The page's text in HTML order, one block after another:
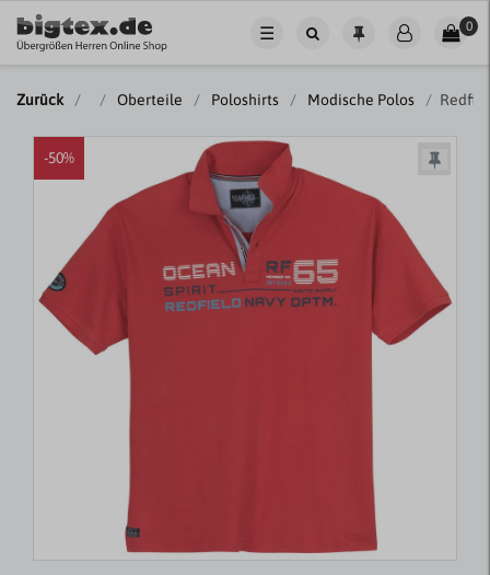
☰ 0
Zurück Oberteile Poloshirts Modische Polos
-50%